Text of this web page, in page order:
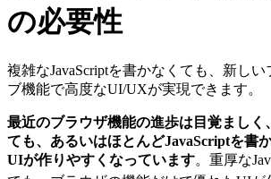
の必要性
複雑なJavaScriptを書かなくても、新し
ブ機能で高度なUI/UXが実現できます。
最近のブラウザ機能の進歩は目覚ましく
ても、あるいはほとんどJavaScriptを書
UIが作りやすくなっています。重厚な